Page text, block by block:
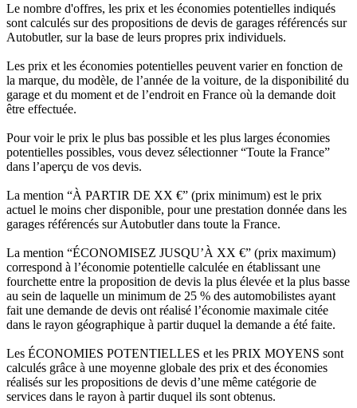
Le nombre d'offres, les prix et les économies potentielles indiqués
sont calculés sur des propositions de devis de garages référencés sur
Autobutler, sur la base de leurs propres prix individuels.
Les prix et les économies potentielles peuvent varier en fonction de
la marque, du modèle, de l’année de la voiture, de la disponibilité du
garage et du moment et de l’endroit en France où la demande doit
être effectuée.
Pour voir le prix le plus bas possible et les plus larges économies
potentielles possibles, vous devez sélectionner “Toute la France”
dans l’aperçu de vos devis.
La mention “À PARTIR DE XX €” (prix minimum) est le prix
actuel le moins cher disponible, pour une prestation donnée dans les
garages référencés sur Autobutler dans toute la France.
La mention “ÉCONOMISEZ JUSQU’À XX €” (prix maximum)
correspond à l’économie potentielle calculée en établissant une
fourchette entre la proposition de devis la plus élevée et la plus basse
au sein de laquelle un minimum de 25 % des automobilistes ayant
fait une demande de devis ont réalisé l’économie maximale citée
dans le rayon géographique à partir duquel la demande a été faite.
Les ÉCONOMIES POTENTIELLES et les PRIX MOYENS sont
calculés grâce à une moyenne globale des prix et des économies
réalisés sur les propositions de devis d’une même catégorie de
services dans le rayon à partir duquel ils sont obtenus.